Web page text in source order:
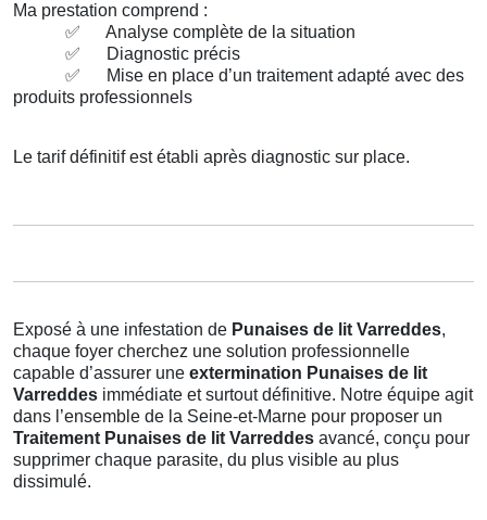
Ma prestation comprend :
✅
Analyse complète de la situation
✅
Diagnostic précis
✅
Mise en place d’un traitement adapté avec des
produits professionnels
Le tarif définitif est établi après diagnostic sur place.
Exposé à une infestation de Punaises de lit Varreddes,
chaque foyer cherchez une solution professionnelle
capable d’assurer une extermination Punaises de lit
Varreddes immédiate et surtout définitive. Notre équipe agit
dans l’ensemble de la Seine-et-Marne pour proposer un
Traitement Punaises de lit Varreddes avancé, conçu pour
supprimer chaque parasite, du plus visible au plus
dissimulé.